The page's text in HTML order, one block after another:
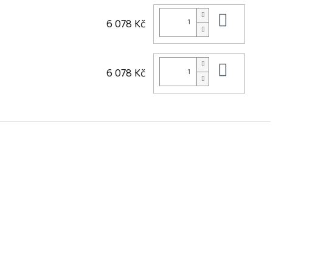
6 078 Kč
6 078 Kč